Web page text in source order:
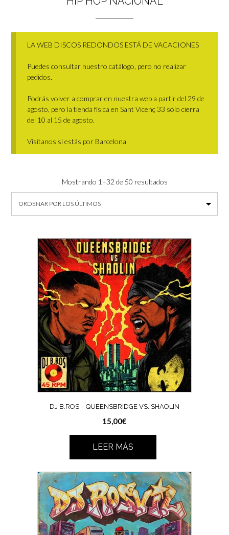
LA WEB DISCOS REDONDOS ESTÁ DE VACACIONES
Puedes consultar nuestro catálogo, pero no realizar
pedidos.
Podrás volver a comprar en nuestra web a partir del 29 de
agosto, pero la tienda física en Sant Vicenç 33 sólo cierra
del 10 al 15 de agosto.
Visítanos si estás por Barcelona
Mostrando 1–32 de 50 resultadosOrdenado
por
últimos
DJ B.ROS – QUEENSBRIDGE VS. SHAOLIN
15,00€
LEER MÁS